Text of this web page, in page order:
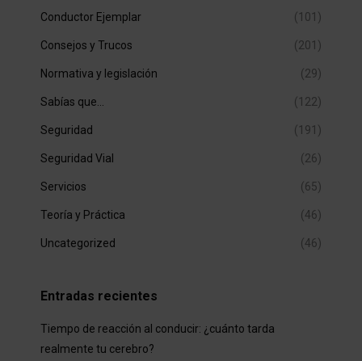
Conductor Ejemplar (101)
Consejos y Trucos (201)
Normativa y legislación (29)
Sabías que… (122)
Seguridad (191)
Seguridad Vial (26)
Servicios (65)
Teoría y Práctica (46)
Uncategorized (46)
Entradas recientes
Tiempo de reacción al conducir: ¿cuánto tarda
realmente tu cerebro?